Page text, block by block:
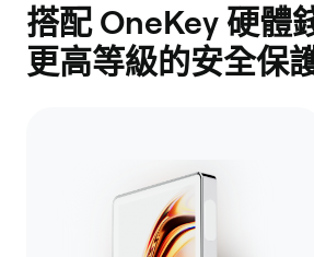
搭配 OneKey 硬體
更高等級的安全保